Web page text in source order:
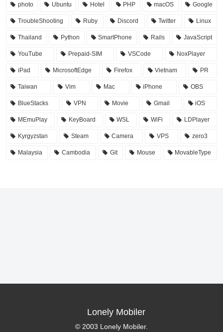
photo Ubuntu Hotel PHP macOS Google
TroubleShooting Ruby Discord Twitter Linux
Thailand Python SmartPhone Rails JavaScript
YouTube Prepaid-SIM VSCode NoxPlayer
iPad MicrosoftEdge Firefox Vietnam PR
Taiwan Vim Mac iPhone OBS
BlueStacks VPN Movie Gmail iOS
MEmuPlay KeyBoard WSL WiFi LDPlayer
Kyrgyzstan Steam Camera VPS zero3
Malaysia Cambodia Git Mouse MovableType
Lonely Mobiler
© 2003 Lonely Mobiler.